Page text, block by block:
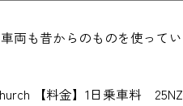
両も昔からのものを使って
【料金】1日乗車料